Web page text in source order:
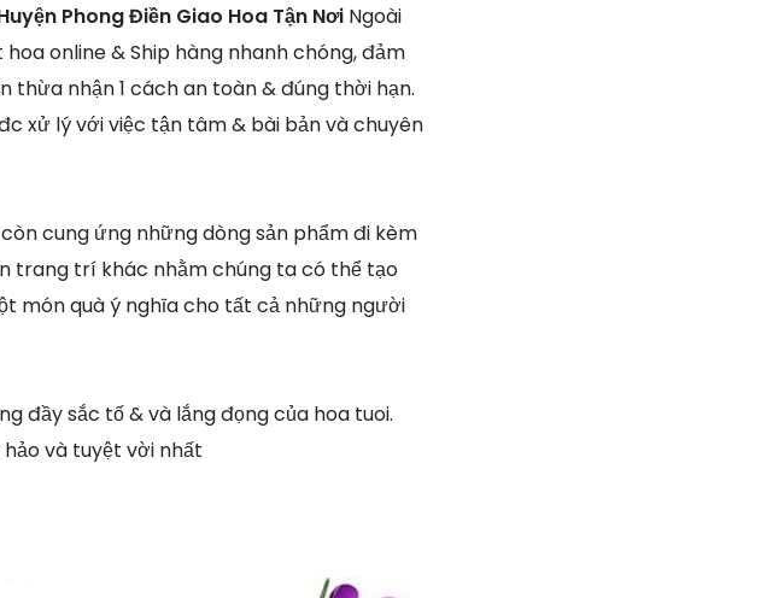
Phong Điền Giao Hoa Tận Nơi Ngoài
online & Ship hàng nhanh chóng, đảm
thừa nhận 1 cách an toàn & đúng thời hạn.
xử lý với việc tận tâm & bài bản và chuyên
cung ứng những dòng sản phẩm đi kèm
trang trí khác nhằm chúng ta có thể tạo
món quà ý nghĩa cho tất cả những người
đầy sắc tố & và lắng đọng của hoa tuoi.
và tuyệt vời nhất